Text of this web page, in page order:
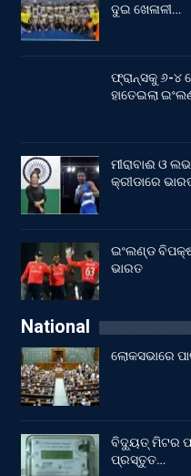
ଦୁଇ ଖେଳାଳୀ…
ଫ୍ରାନ୍ସକୁ ୬-୪
ହାତେଇଲା
ମୀରାବାଈ ଓ
କ୍ରୀଡାରେ
ଇଂଲଣ୍ଡ ବିପକ୍ଷ
ଭାରତ
National
ଲୋକସଭାରେ
ବିଦ୍ୟୁତ୍ ମିଟର
ପ୍ରସ୍ତୁତ…